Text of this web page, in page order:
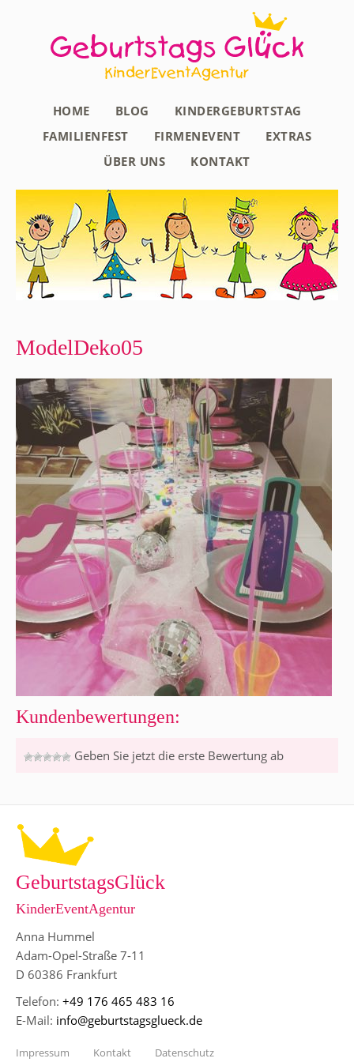
HOME BLOG
KINDERGEBURTSTAG
FAMILIENFEST
FIRMENEVENT
EXTRAS
ÜBER UNS
KONTAKT
ModelDeko05
Kundenbewertungen:
Geben Sie jetzt die erste Bewertung ab
GeburtstagsGlück
KinderEventAgentur
Anna Hummel
Adam-Opel-Straße 7-11
D 60386 Frankfurt
Telefon: +49 176 465 483 16
E-Mail: info@geburtstagsglueck.de
Impressum Kontakt Datenschutz